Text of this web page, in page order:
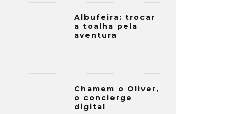
Albufeira: trocar
a toalha pela
aventura
Chamem o Oliver,
o concierge
digital